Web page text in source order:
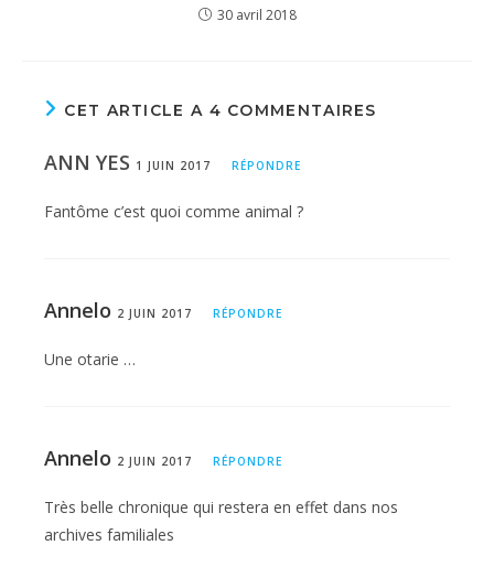
30 avril 2018
CET ARTICLE A 4 COMMENTAIRES
ANN YES 1 JUIN 2017 RÉPONDRE
Fantôme c’est quoi comme animal ?
Annelo 2 JUIN 2017 RÉPONDRE
Une otarie …
Annelo 2 JUIN 2017 RÉPONDRE
Très belle chronique qui restera en effet dans nos
archives familiales